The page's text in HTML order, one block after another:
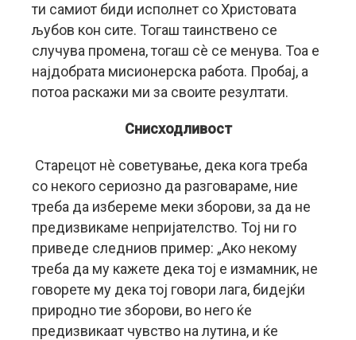
ти самиот биди исполнет со Христовата
љубов кон сите. Тогаш таинствено се
случува промена, тогаш сè се менува. Тоа е
најдобрата мисионерска работа. Пробај, а
потоа раскажи ми за своите резултати.
Снисходливост
Старецот нè советување, дека кога треба
со некого сериозно да разговараме, ние
треба да избереме меки зборови, за да не
предизвикаме непријателство. Тој ни го
приведе следниов пример: „Ако некому
треба да му кажете дека тој е измамник, не
говорете му дека тој говори лага, бидејќи
природно тие зборови, во него ќе
предизвикаат чувство на лутина, и ќе